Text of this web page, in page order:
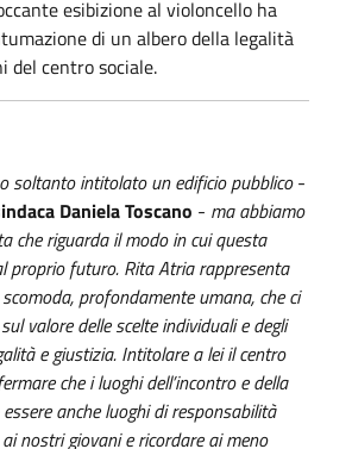
esibizione al violoncello ha
di un albero della legalità
del centro sociale.
soltanto intitolato un edificio pubblico-
Daniela Toscano - ma abbiamo
che riguarda il modo in cui questa
proprio futuro. Rita Atria rappresenta
profondamente umana, che ci
valore delle scelte individuali e degli
e giustizia. Intitolare a lei il centro
che i luoghi dell’incontro e della
anche luoghi di responsabilità
nostri giovani e ricordare ai meno